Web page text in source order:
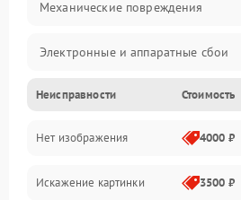
Механические повреждения
Электронные и аппаратные сбои
Неисправности сенсора и оптики
Программные ошибки
Электропитание
Неисправности Стоимость
Нет изображения 4000 ₽
Искажение картинки 3500 ₽